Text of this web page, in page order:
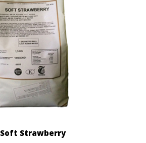
Soft Strawberry